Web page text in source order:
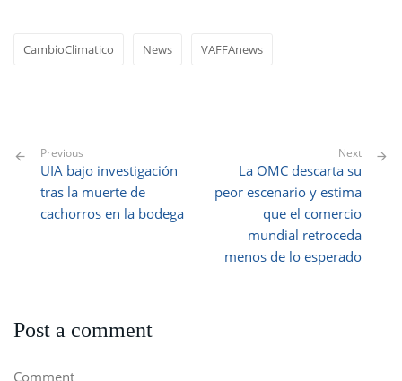
CambioClimatico News VAFFAnews
Previous
UIA bajo investigación
tras la muerte de
cachorros en la bodega
Next
La OMC descarta su
peor escenario y estima
que el comercio
mundial retroceda
menos de lo esperado
Post a comment
Comment